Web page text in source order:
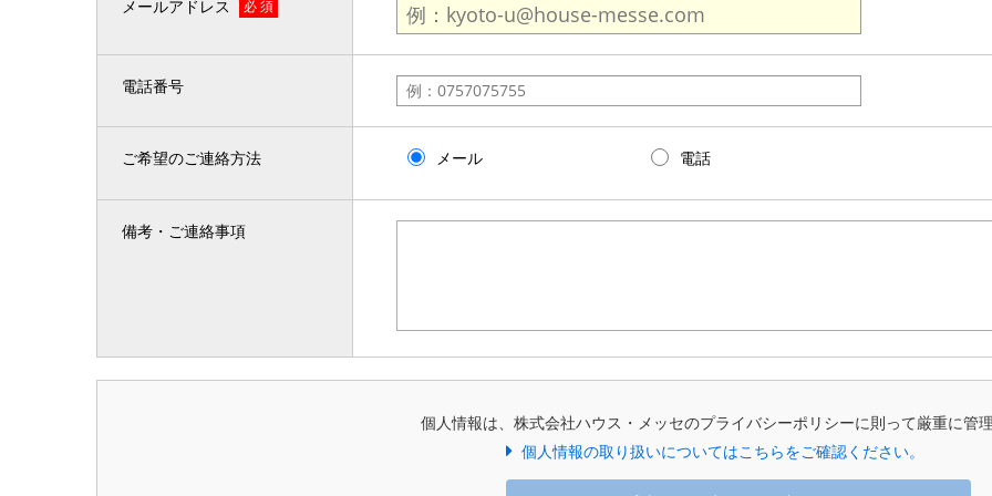
メールアドレス 必 須
電話番号
ご希望のご連絡方法 メール 電話
備考・ご連絡事項
個人情報は、株式会社ハウス・メッセのプライバシーポリシーに則って厳重に管理
個人情報の取り扱いについてはこちらをご確認ください。